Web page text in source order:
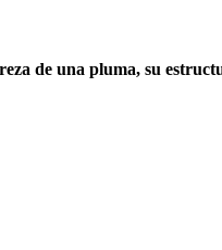
de una pluma, su